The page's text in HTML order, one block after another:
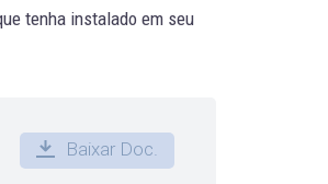
tenha instalado em seu
Baixar Doc.